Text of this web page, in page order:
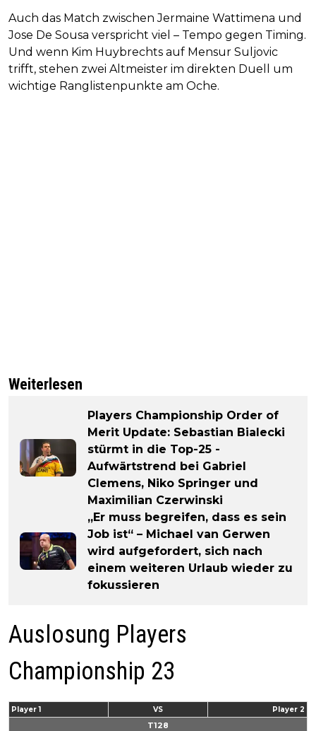
Auch das Match zwischen Jermaine Wattimena und
Jose De Sousa verspricht viel – Tempo gegen Timing.
Und wenn Kim Huybrechts auf Mensur Suljovic
trifft, stehen zwei Altmeister im direkten Duell um
wichtige Ranglistenpunkte am Oche.
Weiterlesen
Players Championship Order of
Merit Update: Sebastian Bialecki
stürmt in die Top-25 -
Aufwärtstrend bei Gabriel
Clemens, Niko Springer und
Maximilian Czerwinski
„Er muss begreifen, dass es sein
Job ist“ – Michael van Gerwen
wird aufgefordert, sich nach
einem weiteren Urlaub wieder zu
fokussieren
Auslosung Players
Championship 23
Player 1 VS Player 2
T128